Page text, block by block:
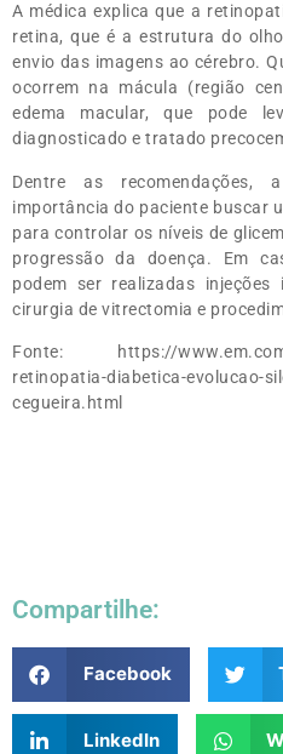
A médica explica que a
retina, que é a estrutura do
envio das imagens ao cérebro.
ocorrem na mácula (região
edema macular, que pode
diagnosticado e tratado
Dentre as recomendações,
importância do paciente buscar
para controlar os níveis de
progressão da doença. Em
podem ser realizadas
cirurgia de vitrectomia e
Fonte: https://
retinopatia-diabetica-evolucao-
cegueira.html
Compartilhe:
Facebook
LinkedIn